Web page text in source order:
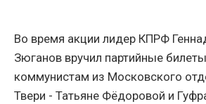
Во время акции лидер КПРФ
Зюганов вручил партийные
коммунистам из Московского
Твери - Татьяне Фёдоровой и